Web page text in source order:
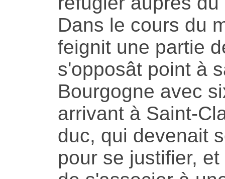
Dans le cours du
feignit une partie
s'opposât point à
Bourgogne avec
arrivant à Saint-
duc, qui devenait
pour se justifier,